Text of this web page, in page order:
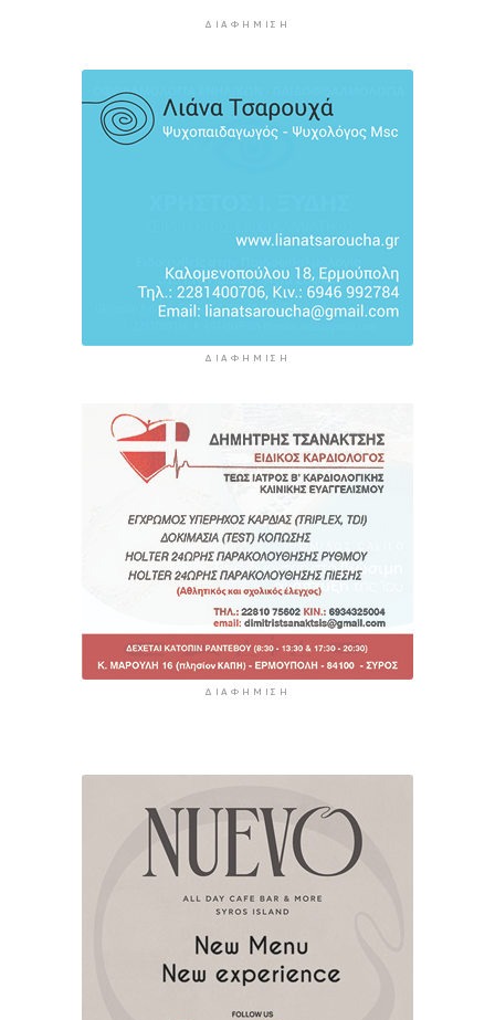
Κυριακής, 9 Αυγούστου
5 ώρες 59 λεπτά πρίν
ΔΙΑΦΉΜΙΣΗ
ΔΙΑΦΉΜΙΣΗ
ΔΙΑΦΉΜΙΣΗ